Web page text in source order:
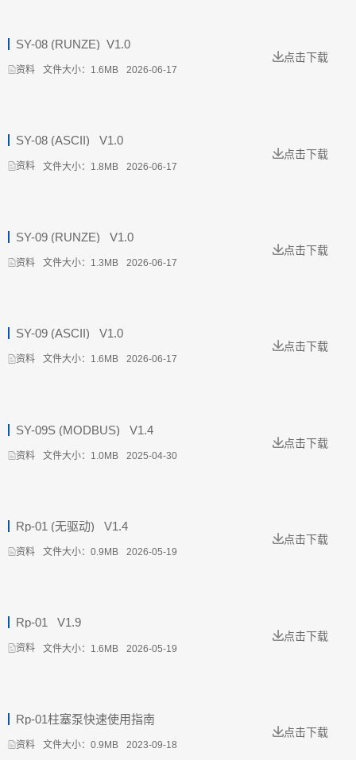
资料
SY-08 (RUNZE)_V1.0
文件大小：1.6MB 2026-06-17
点击下载
资料
SY-08 (ASCII) _V1.0
文件大小：1.8MB 2026-06-17
点击下载
资料
SY-09 (RUNZE) _V1.0
文件大小：1.3MB 2026-06-17
点击下载
资料
SY-09 (ASCII) _V1.0
文件大小：1.6MB 2026-06-17
点击下载
资料
SY-09S (MODBUS) _V1.4
文件大小：1.0MB 2025-04-30
点击下载
资料
Rp-01 (无驱动) _V1.4
文件大小：0.9MB 2026-05-19
点击下载
资料
Rp-01 _V1.9
文件大小：1.6MB 2026-05-19
点击下载
资料
Rp-01柱塞泵快速使用指南
文件大小：0.9MB 2023-09-18
点击下载